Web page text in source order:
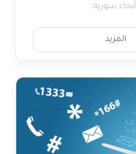
أنحاء سورية.
المزيد